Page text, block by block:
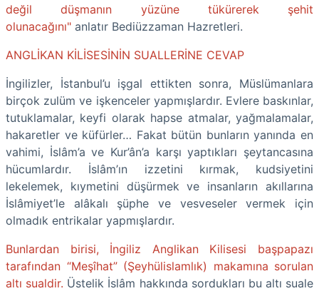
değil düşmanın yüzüne tükürerek şehit
olunacağını" anlatır Bediüzzaman Hazretleri.
ANGLİKAN KİLİSESİNİN SUALLERİNE CEVAP
İngilizler, İstanbul’u işgal ettikten sonra, Müslümanlara
birçok zulüm ve işkenceler yapmışlardır. Evlere baskınlar,
tutuklamalar, keyfi olarak hapse atmalar, yağmalamalar,
hakaretler ve küfürler… Fakat bütün bunların yanında en
vahimi, İslâm’a ve Kur’ân’a karşı yaptıkları şeytancasına
hücumlardır. İslâm’ın izzetini kırmak, kudsiyetini
lekelemek, kıymetini düşürmek ve insanların akıllarına
İslâmiyet’le alâkalı şüphe ve vesveseler vermek için
olmadık entrikalar yapmışlardır.
Bunlardan birisi, İngiliz Anglikan Kilisesi başpapazı
tarafından “Meşîhat” (Şeyhülislamlık) makamına sorulan
altı sualdir. Üstelik İslâm hakkında sordukları bu altı suale